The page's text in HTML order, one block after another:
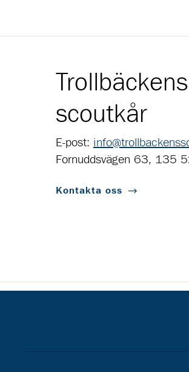
Trollbäckens
scoutkår
E-post:
Fornuddsvägen 63, 135
Kontakta oss
Gå till pl_50